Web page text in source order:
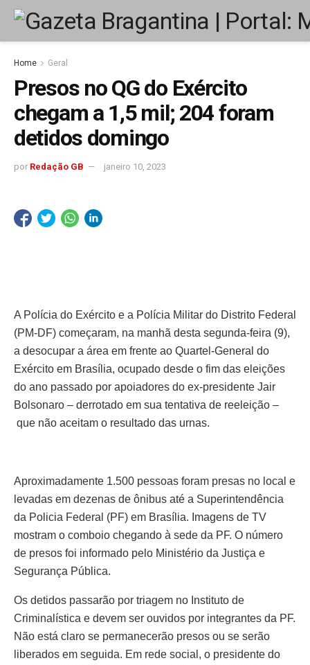
Home Geral
Presos no QG do Exército
chegam a 1,5 mil; 204 foram
detidos domingo
por Redação GB janeiro 10, 2023
A Polícia do Exército e a Polícia Militar do Distrito Federal
(PM-DF) começaram, na manhã desta segunda-feira (9),
a desocupar a área em frente ao Quartel-General do
Exército em Brasília, ocupado desde o fim das eleições
do ano passado por apoiadores do ex-presidente Jair
Bolsonaro – derrotado em sua tentativa de reeleição –
que não aceitam o resultado das urnas.
Aproximadamente 1.500 pessoas foram presas no local e
levadas em dezenas de ônibus até a Superintendência
da Policia Federal (PF) em Brasília. Imagens de TV
mostram o comboio chegando à sede da PF. O número
de presos foi informado pelo Ministério da Justiça e
Segurança Pública.
Os detidos passarão por triagem no Instituto de
Criminalística e devem ser ouvidos por integrantes da PF.
Não está claro se permanecerão presos ou se serão
liberados em seguida. Em rede social, o presidente do